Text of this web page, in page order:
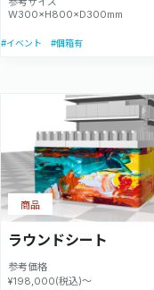
W300×H800×D300mm
#イベント #個箱有
ラウンドシート
参考価格
¥198,000(税込)～
商品